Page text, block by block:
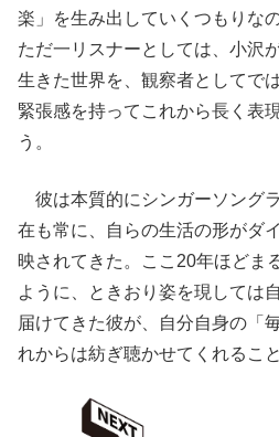
楽」を生み出していくつもりな
ただ一リスナーとしては、小沢
生きた世界を、観察者としてで
緊張感を持ってこれから長く表
う。
彼は本質的にシンガーソング
在も常に、自らの生活の形がダ
映されてきた。ここ20年ほどま
ように、ときおり姿を現しては
届けてきた彼が、自分自身の「
れからは紡ぎ聴かせてくれるこ